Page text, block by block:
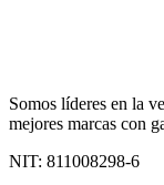
Somos líderes en la
mejores marcas con
NIT: 811008298-6